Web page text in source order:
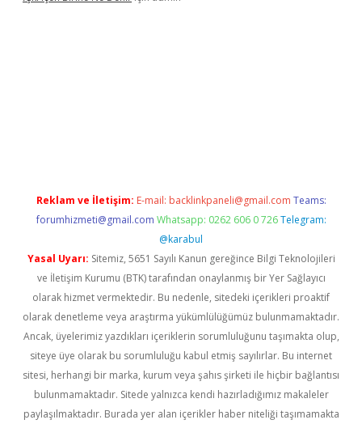
Reklam ve İletişim: E-mail: backlinkpaneli@gmail.com Teams:
forumhizmeti@gmail.com Whatsapp: 0262 606 0 726 Telegram:
@karabul
Yasal Uyarı: Sitemiz, 5651 Sayılı Kanun gereğince Bilgi Teknolojileri
ve İletişim Kurumu (BTK) tarafından onaylanmış bir Yer Sağlayıcı
olarak hizmet vermektedir. Bu nedenle, sitedeki içerikleri proaktif
olarak denetleme veya araştırma yükümlülüğümüz bulunmamaktadır.
Ancak, üyelerimiz yazdıkları içeriklerin sorumluluğunu taşımakta olup,
siteye üye olarak bu sorumluluğu kabul etmiş sayılırlar. Bu internet
sitesi, herhangi bir marka, kurum veya şahıs şirketi ile hiçbir bağlantısı
bulunmamaktadır. Sitede yalnızca kendi hazırladığımız makaleler
paylaşılmaktadır. Burada yer alan içerikler haber niteliği taşımamakta